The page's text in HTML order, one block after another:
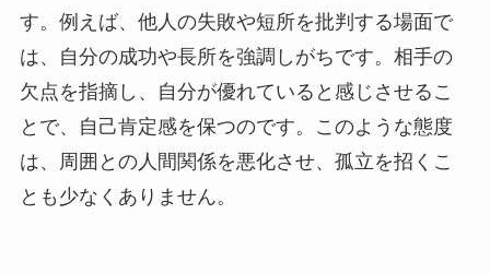
す。例えば、他人の失敗や短所を批判する場面で
は、自分の成功や長所を強調しがちです。相手の
欠点を指摘し、自分が優れていると感じさせるこ
とで、自己肯定感を保つのです。このような態度
は、周囲との人間関係を悪化させ、孤立を招くこ
とも少なくありません。